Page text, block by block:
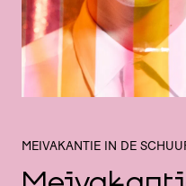
MEIVAKANTIE IN DE